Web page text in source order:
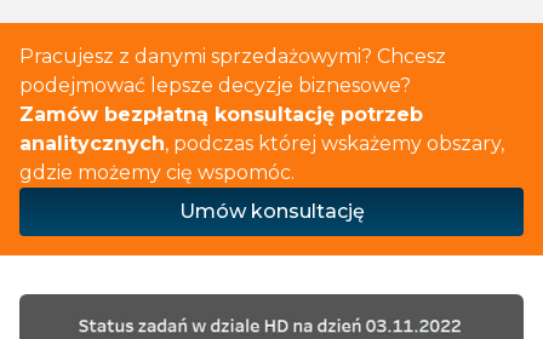
Pracujesz z danymi sprzedażowymi? Chcesz
podejmować lepsze decyzje biznesowe?
Zamów bezpłatną konsultację potrzeb
analitycznych, podczas której wskażemy obszary,
gdzie możemy cię wspomóc.
Umów konsultację